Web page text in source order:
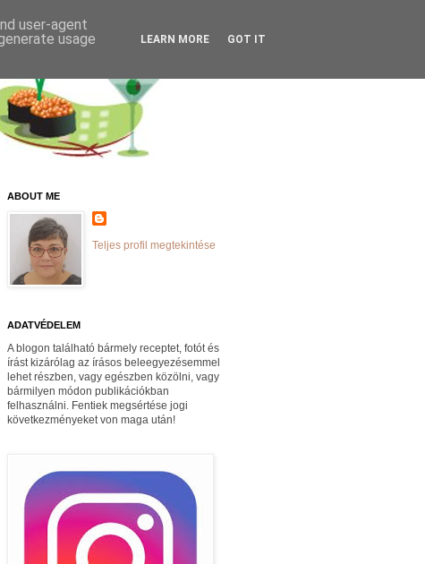
ABOUT ME
Teljes profil megtekintése
ADATVÉDELEM
A blogon található bármely receptet, fotót és
írást kizárólag az írásos beleegyezésemmel
lehet részben, vagy egészben közölni, vagy
bármilyen módon publikációkban
felhasználni. Fentiek megsértése jogi
következményeket von maga után!
user-agent
usage
LEARN MORE GOT IT